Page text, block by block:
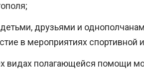
друзьями и
в мероприятиях спортивной
видах полагающейся помощи